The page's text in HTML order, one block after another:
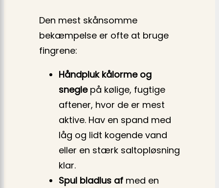
Den mest skånsomme
bekæmpelse er ofte at bruge
fingrene:
Håndpluk kålorme og
sneglepå kølige, fugtige
aftener, hvor de er mest
aktive. Hav en spand med
låg og lidt kogende vand
eller en stærk saltopløsning
klar.
Spul bladlus af med en